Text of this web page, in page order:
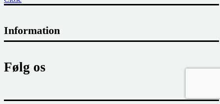
Information
Følg os